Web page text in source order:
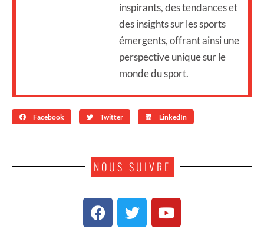
inspirants, des tendances et
des insights sur les sports
émergents, offrant ainsi une
perspective unique sur le
monde du sport.
Facebook Twitter LinkedIn
NOUS SUIVRE